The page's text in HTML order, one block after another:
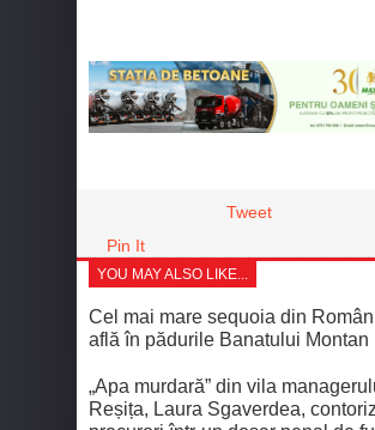
Tweet
Pin It
YOU MAY ALSO LIKE...
Cel mai mare sequoia din
află în pădurile Banatului Montan
„Apa murdară” din vila
Reșița, Laura Sgaverdea,